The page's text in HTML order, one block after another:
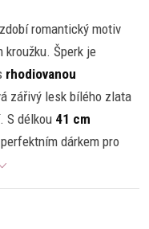
zdobí romantický motiv
kroužku. Šperk je
rhodiovanou
zářivý lesk bílého zlata
S délkou 41 cm
dárkem pro